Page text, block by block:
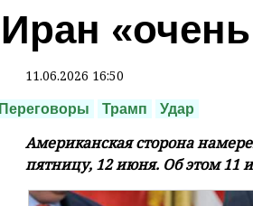
11.06.2026 16:50
Переговоры Трамп Удар
Американская сторона
пятницу, 12 июня. Об этом 11